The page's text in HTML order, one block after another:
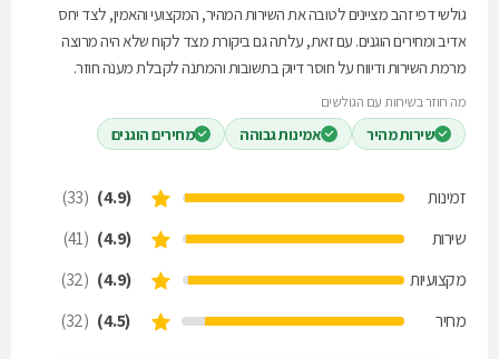
גולשי דפי זהב מציינים לטובה את השירות המהיר, המקצועי והאמין, לצד יחס
אדיב ומחירים הוגנים. עם זאת, עלתה גם ביקורת מצד לקוח שלא היה מרוצה
מרמת השירות ודיווח על חוסר דיוק בתשובות והמתנה לקבלת מענה חוזר.
מה חוזר בשיחות עם הגולשים
שירות מהיר אמינות גבוהה מחירים הוגנים
זמינות (4.9)
(33)
שירות
(4.9)
(41)
מקצועיות
(4.9)
(32)
מחיר
(4.5)
(32)